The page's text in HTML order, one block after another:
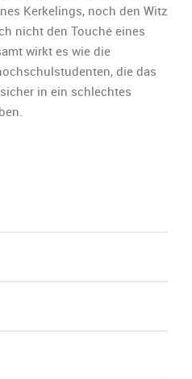
Kerkelings, noch den Witz
nicht den Touché eines
wirkt es wie die
die das
in ein schlechtes